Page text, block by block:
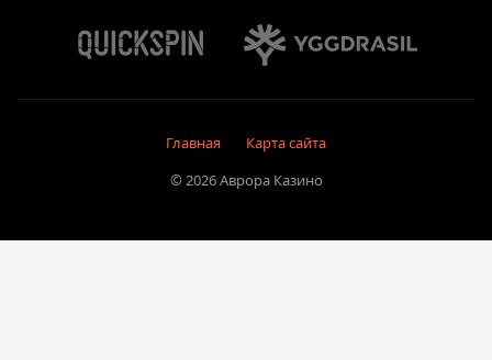
Главная
Карта сайта
© 2026 Аврора Казино